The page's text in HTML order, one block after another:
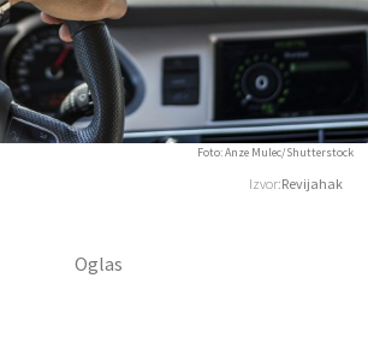
Izvor:Revijahak
Foto: Anze Mulec/Shutterstock